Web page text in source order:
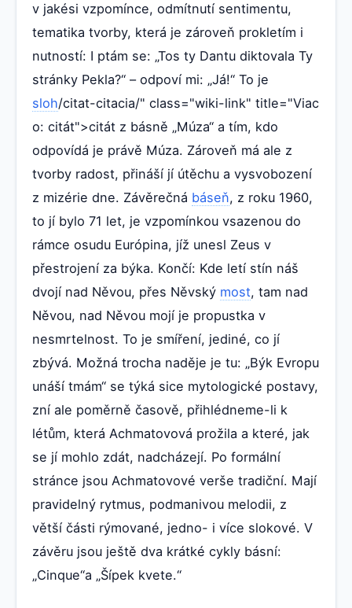
v jakési vzpomínce, odmítnutí sentimentu,
tematika tvorby, která je zároveň prokletím i
nutností: I ptám se: „Tos ty Dantu diktovala Ty
stránky Pekla?“ – odpoví mi: „Já!“ To je
sloh/citat-citacia/" class="wiki-link" title="Viac
o: citát">citát z básně „Múza“ a tím, kdo
odpovídá je právě Múza. Zároveň má ale z
tvorby radost, přináší jí útěchu a vysvobození
z mizérie dne. Závěrečná báseň, z roku 1960,
to jí bylo 71 let, je vzpomínkou vsazenou do
rámce osudu Európina, jíž unesl Zeus v
přestrojení za býka. Končí: Kde letí stín náš
dvojí nad Něvou, přes Něvský most, tam nad
Něvou, nad Něvou mojí je propustka v
nesmrtelnost. To je smíření, jediné, co jí
zbývá. Možná trocha naděje je tu: „Býk Evropu
unáší tmám“ se týká sice mytologické postavy,
zní ale poměrně časově, přihlédneme-li k
létům, která Achmatovová prožila a které, jak
se jí mohlo zdát, nadcházejí. Po formální
stránce jsou Achmatovové verše tradiční. Mají
pravidelný rytmus, podmanivou melodii, z
větší části rýmované, jedno- i více slokové. V
závěru jsou ještě dva krátké cykly básní:
„Cinque“a „Šípek kvete.“